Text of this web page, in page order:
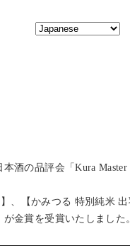
酒の品評会「Kura Master
】、【かみつる 特別純米
金賞を受賞いたしました